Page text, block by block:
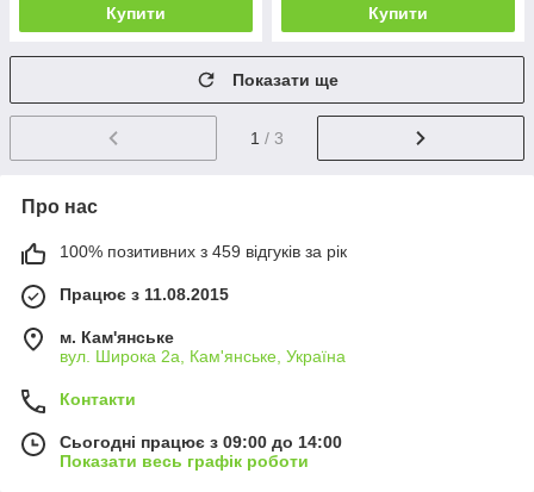
Купити Купити
Показати ще
1 / 3
Про нас
100% позитивних з 459 відгуків за рік
Працює з 11.08.2015
м. Кам'янське
вул. Широка 2а, Кам'янське, Україна
Контакти
Сьогодні працює з 09:00 до 14:00
Показати весь графік роботи